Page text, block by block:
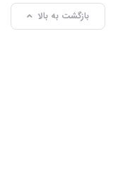
بازگشت به بالا